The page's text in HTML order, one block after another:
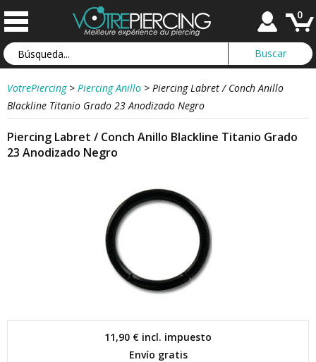
0
VotrePiercing > Piercing Anillo > Piercing Labret / Conch Anillo
Blackline Titanio Grado 23 Anodizado Negro
Piercing Labret / Conch Anillo Blackline Titanio Grado
23 Anodizado Negro
11,90 € incl. impuesto
Envío gratis